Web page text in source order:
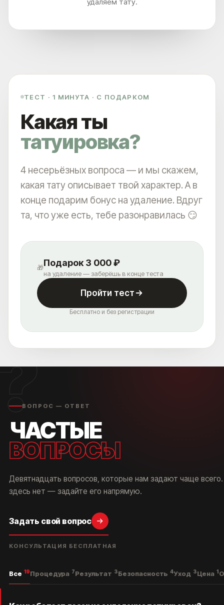
ТЕСТ · 1 МИНУТА · С ПОДАРКОМ
Какая ты
татуировка?
4 несерьёзных вопроса — и мы скажем,
какая тату описывает твой характер. А в
конце подарим бонус на удаление. Вдруг
та, что уже есть, тебе разонравилась 😏
🎁Подарок 3 000 ₽
на удаление — заберёшь в конце теста
Пройти тест
Бесплатно и без регистрации
ВОПРОС — ОТВЕТ
ЧАСТЫЕ
ВОПРОСЫ
Девятнадцать вопросов, которые нам задают чаще
здесь нет — задайте его напрямую.
Задать свой вопрос
КОНСУЛЬТАЦИЯ БЕСПЛАТНАЯ
Все 19Процедура 7Результат 3Безопасность 4Уход 3Цена 1